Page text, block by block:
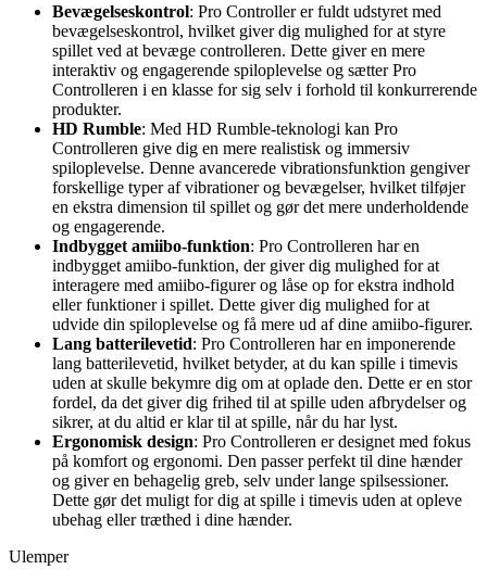
Bevægelseskontrol: Pro Controller er fuldt udstyret med
bevægelseskontrol, hvilket giver dig mulighed for at styre
spillet ved at bevæge controlleren. Dette giver en mere
interaktiv og engagerende spiloplevelse og sætter Pro
Controlleren i en klasse for sig selv i forhold til konkurrerende
produkter.
HD Rumble: Med HD Rumble-teknologi kan Pro
Controlleren give dig en mere realistisk og immersiv
spiloplevelse. Denne avancerede vibrationsfunktion gengiver
forskellige typer af vibrationer og bevægelser, hvilket tilføjer
en ekstra dimension til spillet og gør det mere underholdende
og engagerende.
Indbygget amiibo-funktion: Pro Controlleren har en
indbygget amiibo-funktion, der giver dig mulighed for at
interagere med amiibo-figurer og låse op for ekstra indhold
eller funktioner i spillet. Dette giver dig mulighed for at
udvide din spiloplevelse og få mere ud af dine amiibo-figurer.
Lang batterilevetid: Pro Controlleren har en imponerende
lang batterilevetid, hvilket betyder, at du kan spille i timevis
uden at skulle bekymre dig om at oplade den. Dette er en stor
fordel, da det giver dig frihed til at spille uden afbrydelser og
sikrer, at du altid er klar til at spille, når du har lyst.
Ergonomisk design: Pro Controlleren er designet med fokus
på komfort og ergonomi. Den passer perfekt til dine hænder
og giver en behagelig greb, selv under lange spilsessioner.
Dette gør det muligt for dig at spille i timevis uden at opleve
ubehag eller træthed i dine hænder.
Ulemper